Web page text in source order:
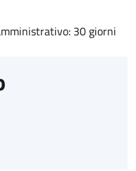
30 giorni